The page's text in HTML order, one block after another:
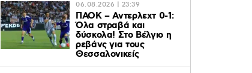
06.08.2026 | 23:39
ΠΑΟΚ – Αντερλεχτ 0-1:
Όλα στραβά και
δύσκολα! Στο Βέλγιο η
ρεβάνς για τους
Θεσσαλονικείς